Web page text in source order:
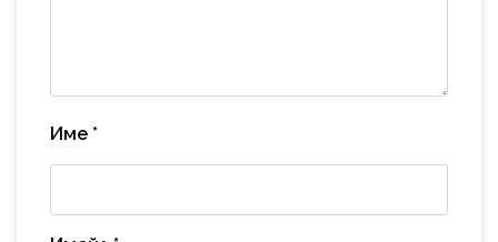
Име *